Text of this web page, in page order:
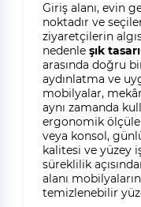
Giriş alanı, evin
noktadır ve
ziyaretçilerin
nedenle şık
arasında doğru
aydınlatma ve
mobilyalar,
aynı zamanda
ergonomik
veya konsol,
kalitesi ve yüzey
süreklilik
alanı
temizlenebilir